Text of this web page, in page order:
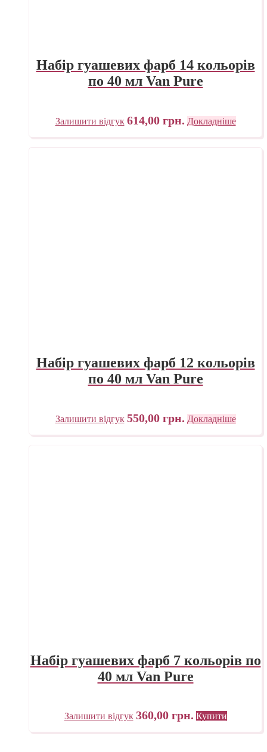
Набір гуашевих фарб 14 кольорів
по 40 мл Van Pure
Залишити відгук 614,00 грн. Докладніше
Набір гуашевих фарб 12 кольорів
по 40 мл Van Pure
Залишити відгук 550,00 грн. Докладніше
Набір гуашевих фарб 7 кольорів по
40 мл Van Pure
Залишити відгук 360,00 грн. Купити